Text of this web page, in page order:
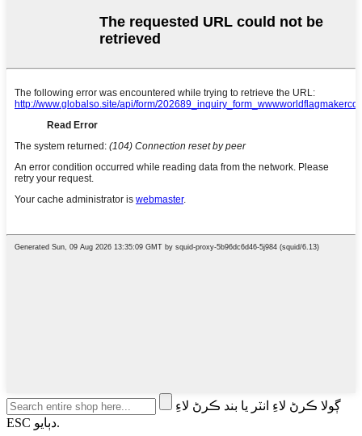
ڳولا ڪرڻ لاءِ انٽر يا بند ڪرڻ لاءِ
ESC دٻايو.